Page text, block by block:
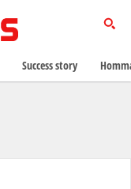
Success story